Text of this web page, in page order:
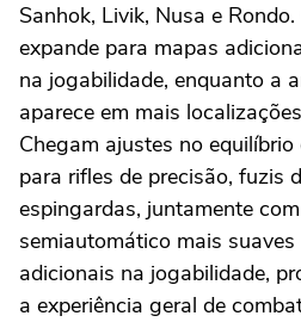
Sanhok, Livik, Nusa e
expande para mapas
na jogabilidade, enquanto a
aparece em mais
Chegam ajustes no
para rifles de precisão, fuzis
espingardas, juntamente
semiautomático mais
adicionais na jogabilidade,
a experiência geral de